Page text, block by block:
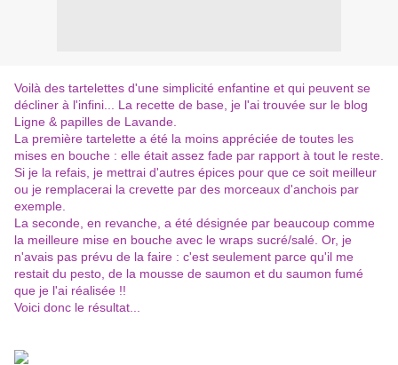
Voilà des tartelettes d'une simplicité enfantine et qui peuvent se
décliner à l'infini... La recette de base, je l'ai trouvée sur le blog
Ligne & papilles de Lavande.
La première tartelette a été la moins appréciée de toutes les
mises en bouche : elle était assez fade par rapport à tout le reste.
Si je la refais, je mettrai d'autres épices pour que ce soit meilleur
ou je remplacerai la crevette par des morceaux d'anchois par
exemple.
La seconde, en revanche, a été désignée par beaucoup comme
la meilleure mise en bouche avec le wraps sucré/salé. Or, je
n'avais pas prévu de la faire : c'est seulement parce qu'il me
restait du pesto, de la mousse de saumon et du saumon fumé
que je l'ai réalisée !!
Voici donc le résultat...